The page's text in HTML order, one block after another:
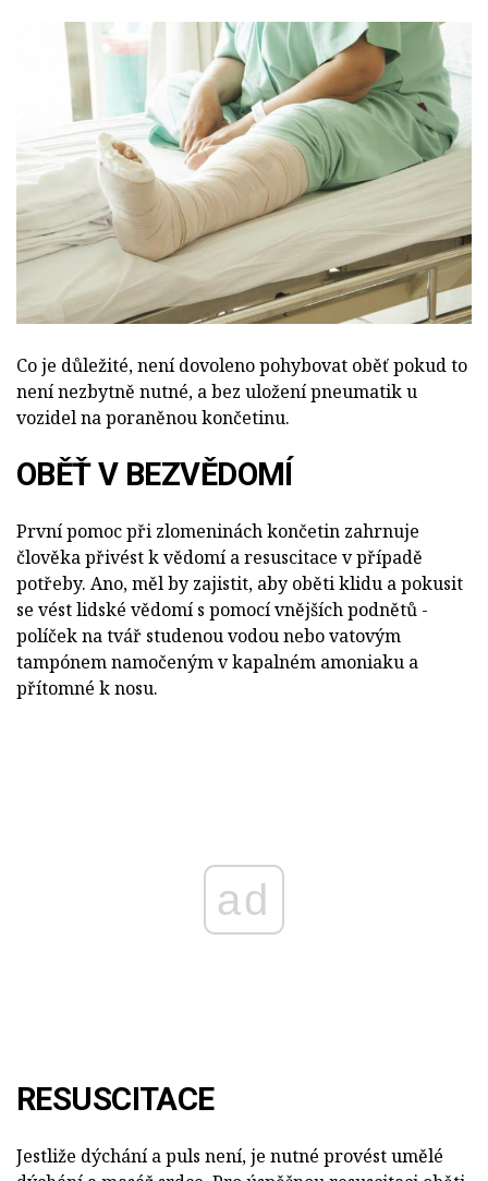
Co je důležité, není dovoleno pohybovat oběť pokud to
není nezbytně nutné, a bez uložení pneumatik u
vozidel na poraněnou končetinu.
OBĚŤ V BEZVĚDOMÍ
První pomoc při zlomeninách končetin zahrnuje
člověka přivést k vědomí a resuscitace v případě
potřeby. Ano, měl by zajistit, aby oběti klidu a pokusit
se vést lidské vědomí s pomocí vnějších podnětů -
políček na tvář studenou vodou nebo vatovým
tampónem namočeným v kapalném amoniaku a
přítomné k nosu.
ad
RESUSCITACE
Jestliže dýchání a puls není, je nutné provést umělé